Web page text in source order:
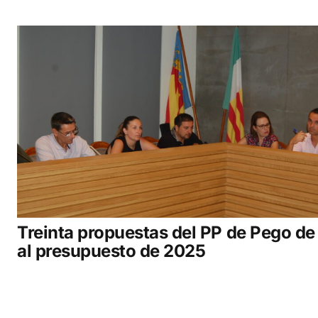
Treinta propuestas del PP de Pego
al presupuesto de 2025